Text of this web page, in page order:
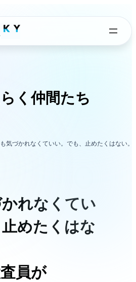
く仲間たち
気づかれなくていい。でも、止めたくはない
れなくてい
めたくはな
員が